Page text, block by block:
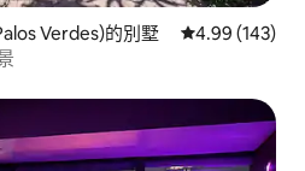
Verdes)的別墅 從 143 則評價
4.99 (143)